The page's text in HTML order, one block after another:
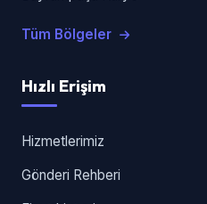
Tüm Bölgeler
Hızlı Erişim
Hizmetlerimiz
Gönderi Rehberi